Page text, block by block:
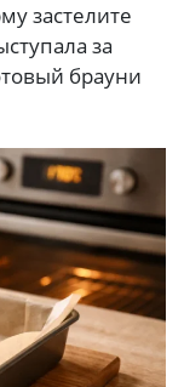
застелите
за
брауни